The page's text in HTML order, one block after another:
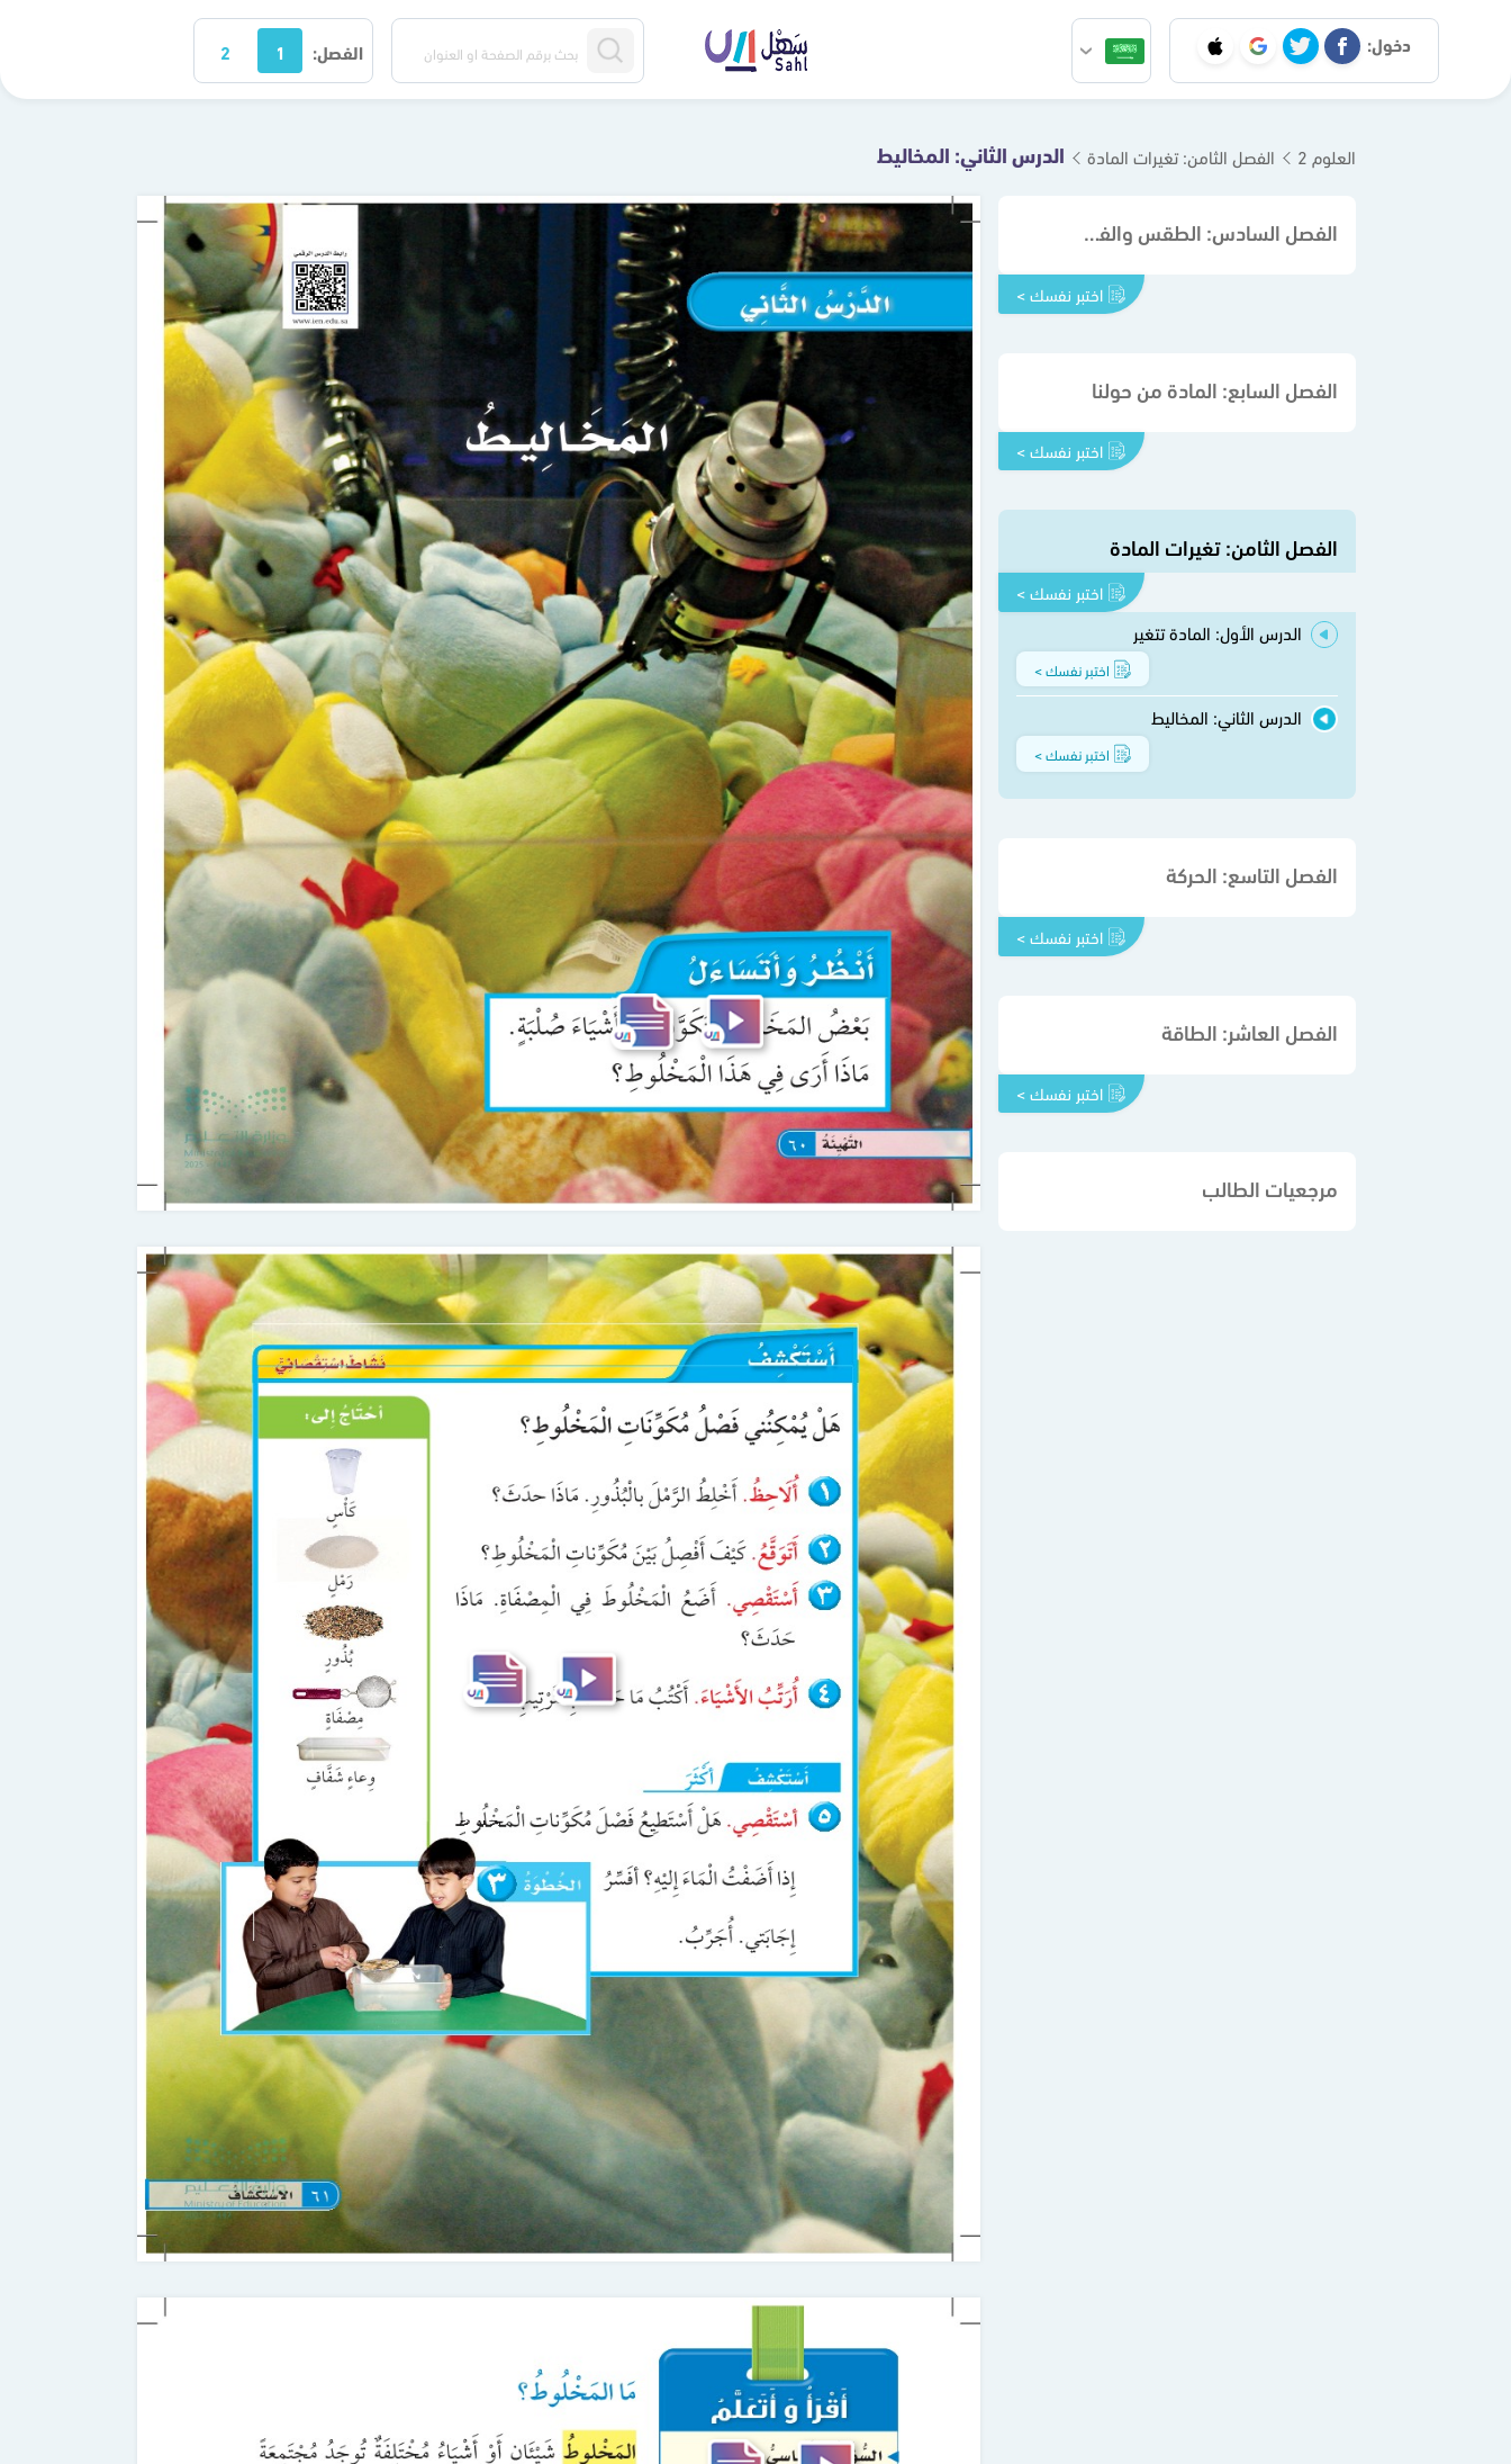
دخول: الفصل: 1
2
العلوم 2 الفصل الثامن: تغيرات المادة الدرس الثاني: المخاليط
الفصل السادس: الطقس والفصول
اختبر نفسك >
الفصل السابع: المادة من حولنا
اختبر نفسك >
الفصل الثامن: تغيرات المادة
اختبر نفسك >
الدرس الأول: المادة تتغير
اختبر نفسك >
الدرس الثاني: المخاليط
اختبر نفسك >
الفصل التاسع: الحركة
اختبر نفسك >
الفصل العاشر: الطاقة
اختبر نفسك >
مرجعيات الطالب